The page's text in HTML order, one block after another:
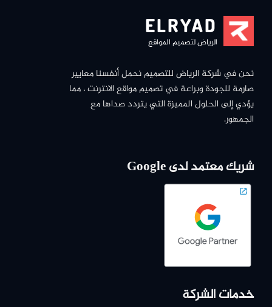
ELRYAD
الرياض لتصميم المواقع
نحن في شركة الرياض للتصميم نحمل أنفسنا معايير
صارمة للجودة وبراعة في تصميم مواقع الانترنت ، مما
يؤدي إلى الحلول المميزة التي يتردد صداها مع
الجمهور.
شريك معتمد لدى Google
خدمات الشركة